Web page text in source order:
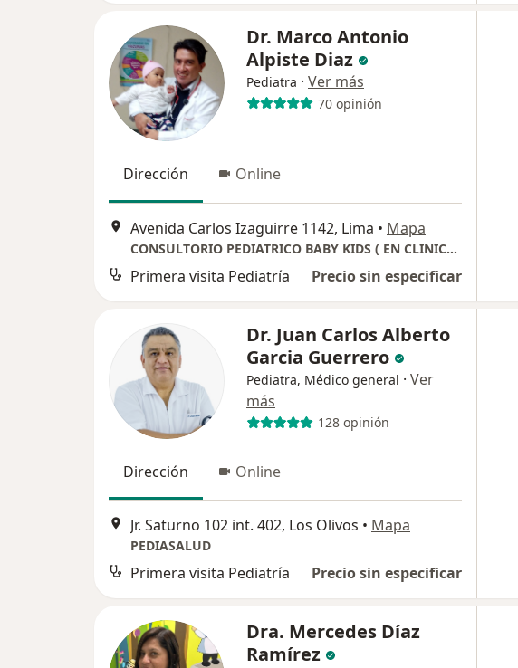
Dr. Marco Antonio
Alpiste Diaz
Pediatra · Ver más
70 opinión
Dirección Online
Avenida Carlos Izaguirre 1142, Lima • Mapa
CONSULTORIO PEDIATRICO BABY KIDS ( EN CLINICA SAN BARTOLOME DE LOS OLIVOS) , URBANIZACION COVIDA LOS OLIVOS
Primera visita Pediatría Precio sin especificar
Dr. Juan Carlos Alberto
Garcia Guerrero
Pediatra, Médico general · Ver
más
128 opinión
Dirección Online
Jr. Saturno 102 int. 402, Los Olivos • Mapa
PEDIASALUD
Primera visita Pediatría Precio sin especificar
Dra. Mercedes Díaz
Ramírez